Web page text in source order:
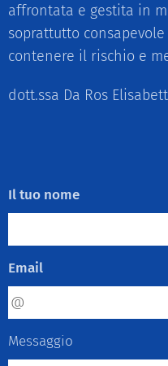
affrontata e gestita in
soprattutto
contenere il rischio e
dott.ssa Da Ros
Il tuo nome
Email
Messaggio